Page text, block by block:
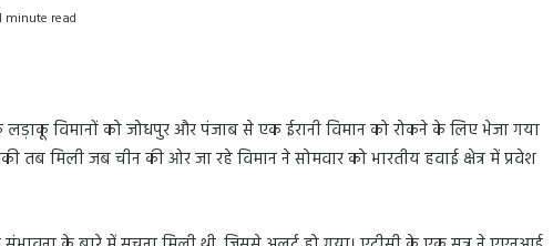
minute read
लड़ाकू विमानों को जोधपुर और पंजाब से एक ईरानी विमान को रोकने के लिए भेजा गया
तब मिली जब चीन की ओर जा रहे विमान ने सोमवार को भारतीय हवाई क्षेत्र में प्रवेश